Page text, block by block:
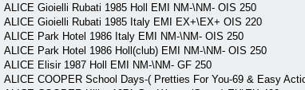
ALICE Gioielli Rubati 1985 Holl EMI NM-\NM- OIS 250
ALICE Gioielli Rubati 1985 Italy EMI EX+\EX+ OIS 220
ALICE Park Hotel 1986 Italy EMI NM-\NM- OIS 250
ALICE Park Hotel 1986 Holl(club) EMI NM-\NM- OIS 250
ALICE Elisir 1987 Holl EMI NM-\NM- GF 250
ALICE COOPER School Days-( Pretties For You-69 & Easy